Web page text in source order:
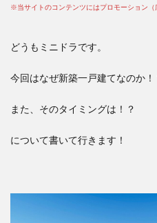
※当サイトのコンテンツにはプロモーション（
どうもミニドラです。
今回はなぜ新築一戸建てなのか！
また、そのタイミングは！？
について書いて行きます！